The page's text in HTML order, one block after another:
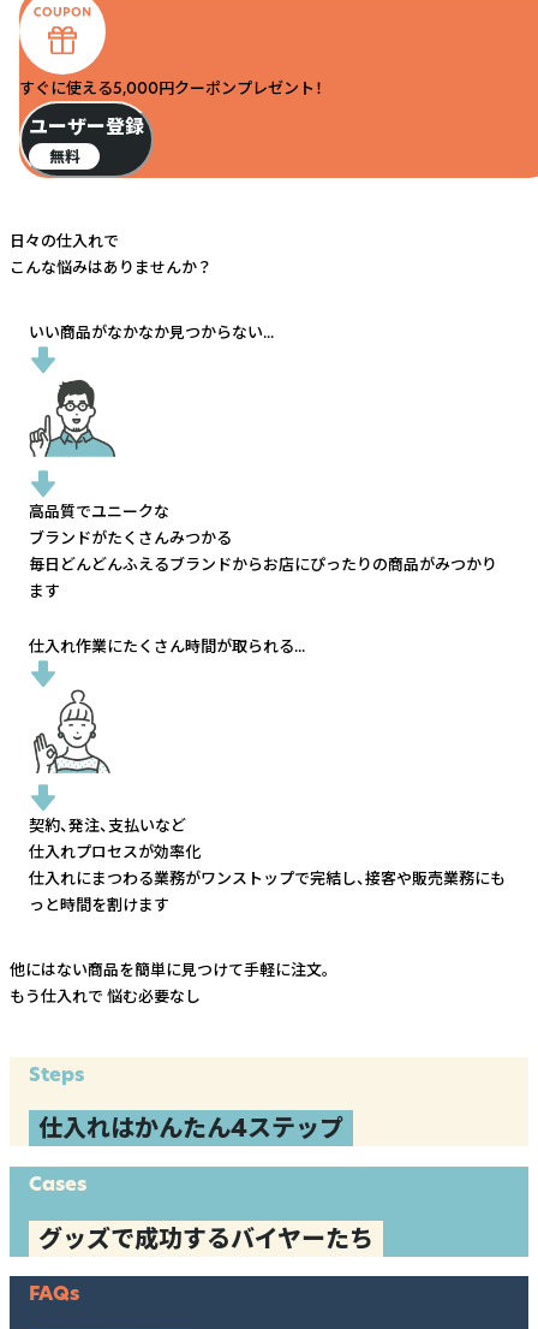
すぐに使える5,000円クーポンプレゼント！
ユーザー登録
無料
日々の仕入れで
こんな悩みはありませんか？
いい商品がなかなか見つからない...
高品質でユニークな
ブランドがたくさんみつかる
毎日どんどんふえるブランドからお店にぴったりの商品がみつかり
ます
仕入れ作業にたくさん時間が取られる...
契約、発注、支払いなど
仕入れプロセスが効率化
仕入れにまつわる業務がワンストップで完結し、接客や販売業務にも
っと時間を割けます
他にはない商品を簡単に見つけて手軽に注文。
もう仕入れで 悩む必要なし
Steps
仕入れはかんたん4ステップ
Cases
グッズで成功するバイヤーたち
FAQs